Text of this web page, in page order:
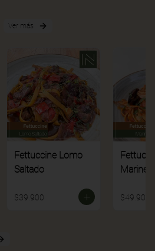
Ver más
Fettuccine Lomo
Saltado
$39.900
Marinera
$49.900